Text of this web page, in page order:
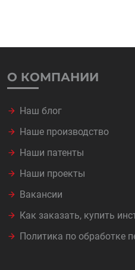
О КОМПАНИИ
Наш блог
Наше производство
Наши патенты
Наши проекты
Вакансии
Как заказать, купить
Политика по обработке